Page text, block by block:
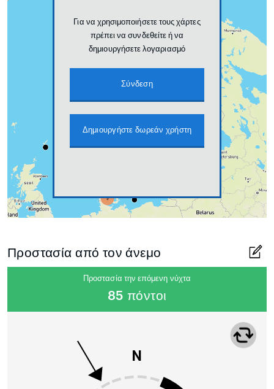
Για να χρησιμοποιήσετε τους χάρτες
πρέπει να συνδεθείτε ή να
δημιουργήσετε λογαριασμό
Σύνδεση
Δημιουργήστε δωρεάν χρήστη
Προστασία από τον άνεμο
Προστασία την επόμενη νύχτα
85 πόντοι
N